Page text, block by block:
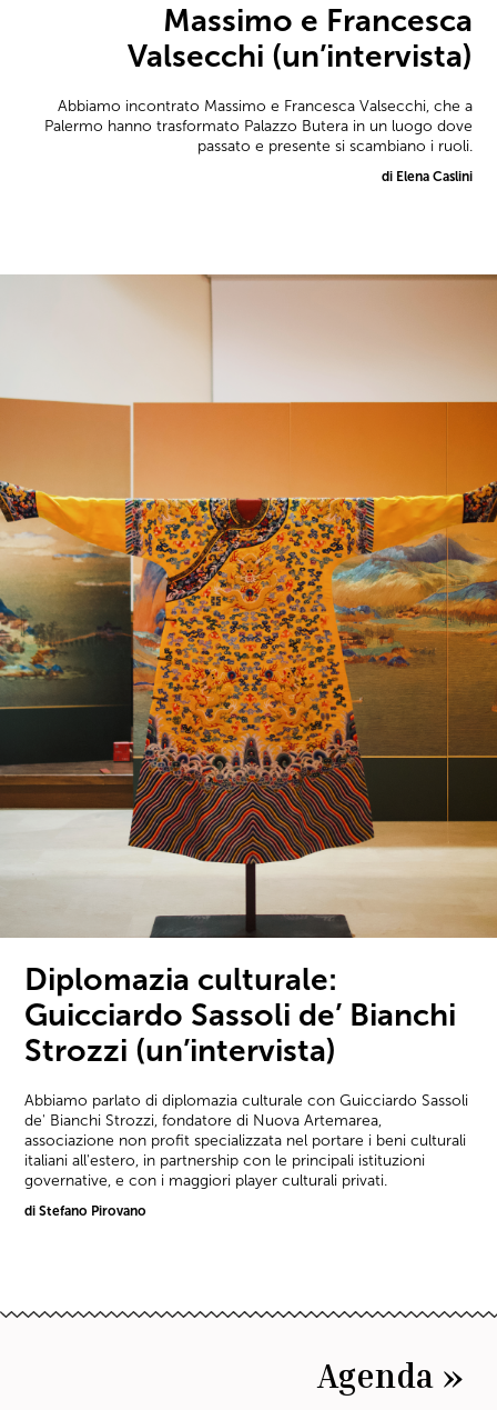
Massimo e Francesca
Valsecchi (un’intervista)
Abbiamo incontrato Massimo e Francesca Valsecchi, che a
Palermo hanno trasformato Palazzo Butera in un luogo dove
passato e presente si scambiano i ruoli.
di Elena Caslini
Diplomazia culturale:
Guicciardo Sassoli de’ Bianchi
Strozzi (un’intervista)
Abbiamo parlato di diplomazia culturale con Guicciardo Sassoli
de' Bianchi Strozzi, fondatore di Nuova Artemarea,
associazione non profit specializzata nel portare i beni culturali
italiani all'estero, in partnership con le principali istituzioni
governative, e con i maggiori player culturali privati.
di Stefano Pirovano
Agenda »